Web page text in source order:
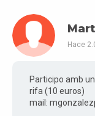
Hace
Participo amb
rifa (10 euros)
mail: